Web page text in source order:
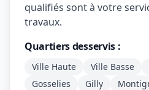
qualifiés sont à votre
travaux.
Quartiers desservis :
Ville Haute Ville Basse
Gosselies
Gilly